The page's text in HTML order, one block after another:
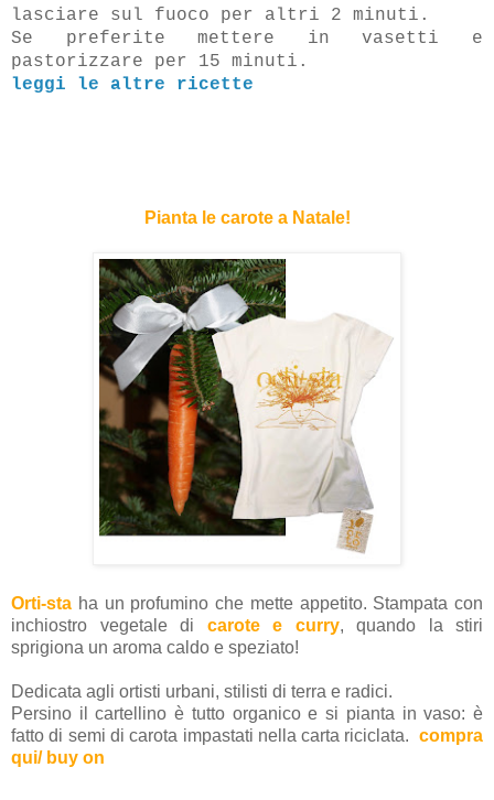
lasciare sul fuoco per altri 2 minuti.
Se preferite mettere in vasetti e
pastorizzare per 15 minuti.
leggi le altre ricette
Pianta le carote a Natale!
Orti-sta ha un profumino che mette appetito. Stampata con
inchiostro vegetale di carote e curry, quando la stiri
sprigiona un aroma caldo e speziato!
Dedicata agli ortisti urbani, stilisti di terra e radici.
Persino il cartellino è tutto organico e si pianta in vaso: è
fatto di semi di carota impastati nella carta riciclata. compra
qui/ buy on